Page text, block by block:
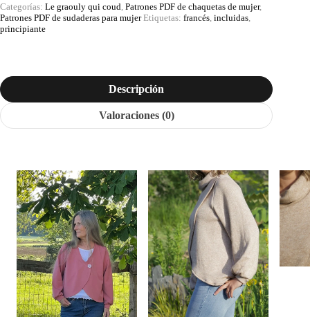
Categorías: Le graouly qui coud Patrones PDF de chaquetas de mujer,
Patrones PDF de sudaderas para mujer Etiquetas: francés incluidas
principiante
Descripción
Valoraciones (0)